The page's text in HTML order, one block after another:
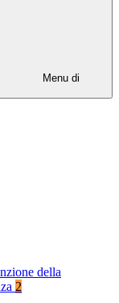
Menu di
della
2